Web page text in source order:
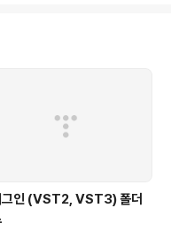
성지에
쪽으로
발해.
게 아
그인 (VST2, VST3) 폴더